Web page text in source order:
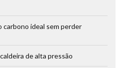
carbono ideal sem perder
de alta pressão